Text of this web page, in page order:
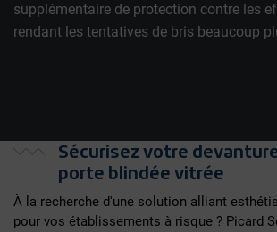
supplémentaire de protection contre les
rendant les tentatives de bris beaucoup
Sécurisez votre
porte blindée vitrée
À la recherche d'une solution alliant
pour vos établissements à risque ? Picard